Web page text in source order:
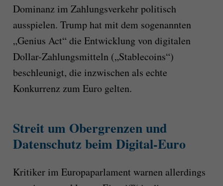
Dominanz im Zahlungsverkehr politisch
ausspielen. Trump hat mit dem sogenannten
„Genius Act“ die Entwicklung von digitalen
Dollar-Zahlungsmitteln („Stablecoins“)
beschleunigt, die inzwischen als echte
Konkurrenz zum Euro gelten.
Streit um Obergrenzen und
Datenschutz beim Digital-Euro
Kritiker im Europaparlament warnen allerdings